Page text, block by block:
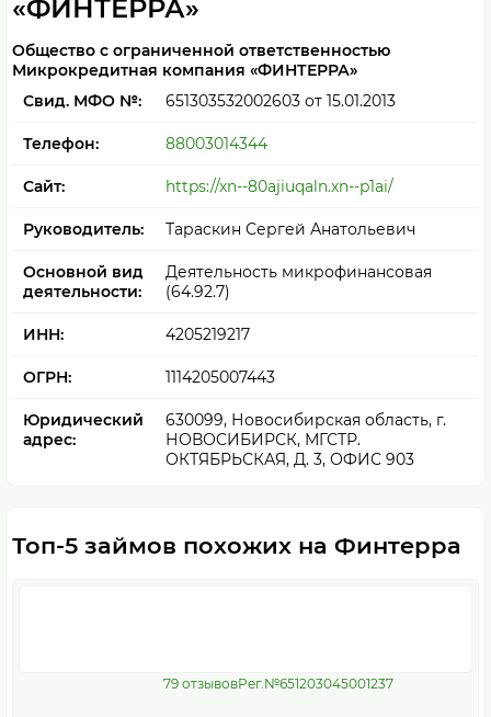
«ФИНТЕРРА»
Общество с ограниченной ответственностью
Микрокредитная компания «ФИНТЕРРА»
Свид. МФО №:
651303532002603 от 15.01.2013
Телефон: 88003014344
Сайт: https://xn--80ajiuqaln.xn--p1ai/
Руководитель: Тараскин Сергей Анатольевич
Основной вид
деятельности:
Деятельность микрофинансовая
(64.92.7)
ИНН: 4205219217
ОГРН: 1114205007443
Юридический
адрес:
630099, Новосибирская область, г.
НОВОСИБИРСК, МГСТР.
ОКТЯБРЬСКАЯ, Д. 3, ОФИС 903
Топ-5 займов похожих на Финтерра
79 отзывовРег.№651203045001237